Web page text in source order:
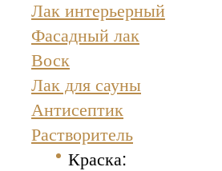
Лак интерьерный
Фасадный лак
Воск
Лак для сауны
Антисептик
Растворитель
Краска: